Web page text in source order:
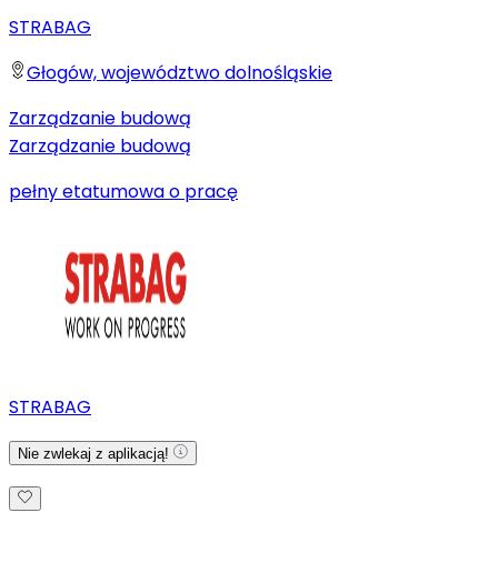
STRABAG
Głogów, województwo dolnośląskie
Zarządzanie budową
Zarządzanie budową
pełny etatumowa o pracę
STRABAG
Nie zwlekaj z aplikacją!